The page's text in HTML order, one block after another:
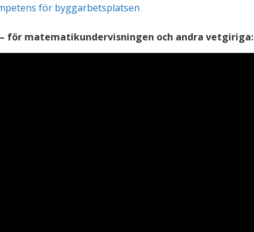
för byggarbetsplatsen
för matematikundervisningen och andra vetgiriga: